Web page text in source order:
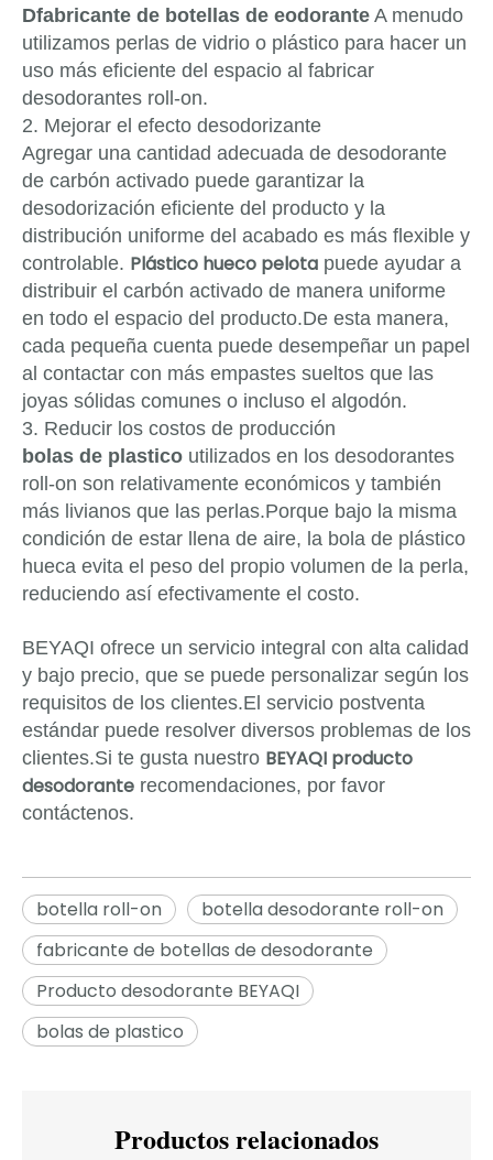
Dfabricante de botellas de eodorante A menudo
utilizamos perlas de vidrio o plástico para hacer un
uso más eficiente del espacio al fabricar
desodorantes roll-on.
2. Mejorar el efecto desodorizante
Agregar una cantidad adecuada de desodorante
de carbón activado puede garantizar la
desodorización eficiente del producto y la
distribución uniforme del acabado es más flexible y
controlable. Plástico hueco pelota puede ayudar a
distribuir el carbón activado de manera uniforme
en todo el espacio del producto.De esta manera,
cada pequeña cuenta puede desempeñar un papel
al contactar con más empastes sueltos que las
joyas sólidas comunes o incluso el algodón.
3. Reducir los costos de producción
bolas de plastico utilizados en los desodorantes
roll-on son relativamente económicos y también
más livianos que las perlas.Porque bajo la misma
condición de estar llena de aire, la bola de plástico
hueca evita el peso del propio volumen de la perla,
reduciendo así efectivamente el costo.
BEYAQI ofrece un servicio integral con alta calidad
y bajo precio, que se puede personalizar según los
requisitos de los clientes.El servicio postventa
estándar puede resolver diversos problemas de los
clientes.Si te gusta nuestro BEYAQI producto
desodorante recomendaciones, por favor
contáctenos.
botella roll-on
botella desodorante roll-on
fabricante de botellas de desodorante
Producto desodorante BEYAQI
bolas de plastico
Productos relacionados